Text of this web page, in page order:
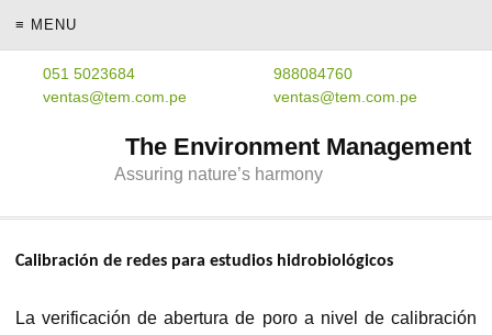
≡ MENU
051 5023684
988084760
ventas@tem.com.pe
ventas@tem.com.pe
The Environment Management
Assuring nature’s harmony
Calibración de redes para estudios hidrobiológicos
La verificación de abertura de poro a nivel de calibración